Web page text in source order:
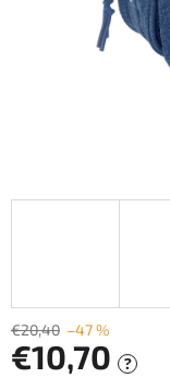
€20,40 –47 %
€10,70 ?